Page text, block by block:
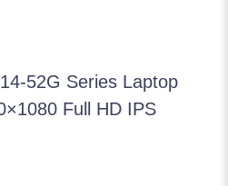
52G Series Laptop
Full HD IPS